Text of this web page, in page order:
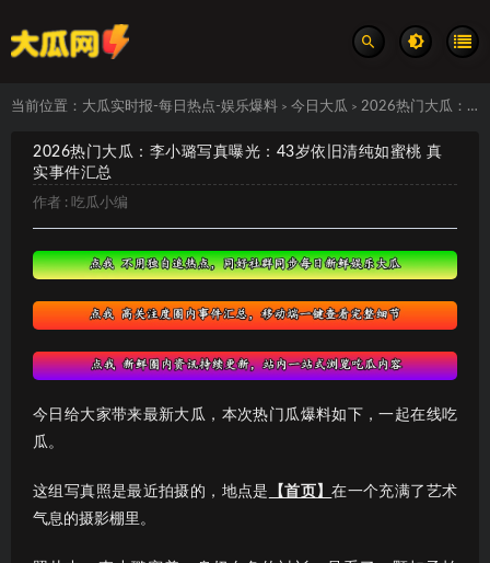
当前位置： 大瓜实时报-每日热点-娱乐爆料 > 今日大瓜 > 2026热门大瓜：李小璐写真曝光：43岁依旧清纯如蜜桃 真实事件汇总
2026热门大瓜：李小璐写真曝光：43岁依旧清纯如蜜桃 真
实事件汇总
作者 : 吃瓜小编
今日给大家带来最新大瓜，本次热门瓜爆料如下，一起在线吃
瓜。
这组写真照是最近拍摄的，地点是 【首页】在一个充满了艺术
气息的摄影棚里。